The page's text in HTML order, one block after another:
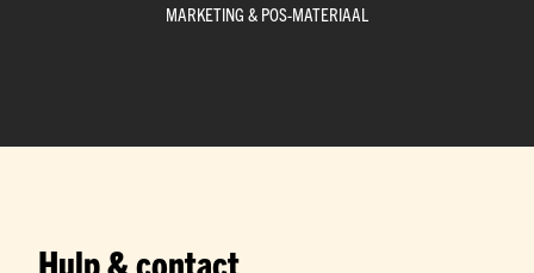
MARKETING & POS-MATERIAAL
Hulp & contact